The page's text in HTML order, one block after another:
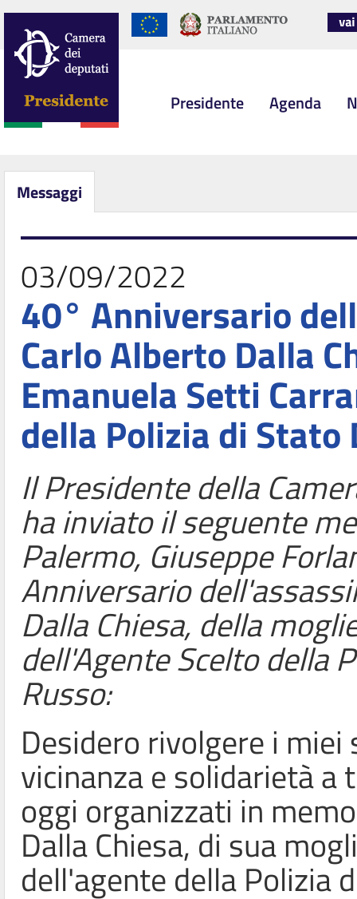
Presidente Agenda
Messaggi
03/09/2022
40° Anniversario
Carlo Alberto Dalla
Emanuela Setti
della Polizia di Stato
Il Presidente della
ha inviato il seguente
Palermo, Giuseppe
Anniversario
Dalla Chiesa, della
dell'Agente Scelto della
Russo:
Desidero rivolgere i
vicinanza e solidarietà
oggi organizzati in
Dalla Chiesa, di sua
dell'agente della Polizia